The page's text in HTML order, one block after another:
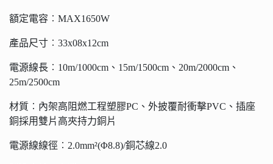
額定電容︰MAX1650W
產品尺寸︰33x08x12cm
電源線長︰10m/1000cm、15m/1500cm、20m/2000cm、
25m/2500cm
材質︰內架高阻燃工程塑膠PC、外披覆耐衝擊PVC、插座
銅採用雙片高夾持力銅片
電源線線徑︰2.0mm²(Φ8.8)/銅芯線2.0